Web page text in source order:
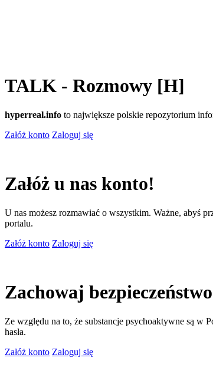
TALK - Rozmowy [H]
hyperreal.info to największe polskie repozytorium
Załóż konto Zaloguj się
Załóż u nas konto!
U nas możesz rozmawiać o wszystkim. Ważne, abyś
portalu.
Załóż konto Zaloguj się
Zachowaj bezpieczeństwo
Ze względu na to, że substancje psychoaktywne są w
hasła.
Załóż konto Zaloguj się